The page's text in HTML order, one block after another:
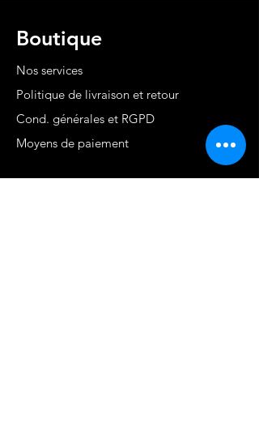
Boutique
Nos services
Politique de livraison et retour
Cond. générales et RGPD
Moyens de paiement